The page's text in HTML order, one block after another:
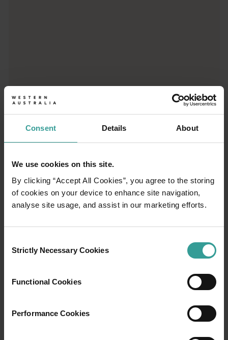
Consent Details About
We use cookies on this site.
By clicking “Accept All Cookies”, you agree to the storing
of cookies on your device to enhance site navigation,
analyse site usage, and assist in our marketing efforts.
Selection
Strictly Necessary Cookies
Functional Cookies
Performance Cookies
01/03
西オーストラリア州の驚くべき景観を横断す
る大冒険で、オープンロードならではの魅力
リアで最も太陽が降り注ぐ州都で文化ハブと
魅力的な自然スポットや想像力豊かなグルメ
シーンを楽しめる、のんびりとした旅の初め